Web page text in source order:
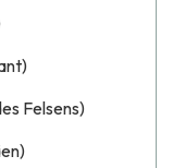
Felsens)